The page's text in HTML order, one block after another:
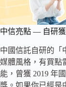
中信亮點 — 自研
中國信託自研的「
媒體風格，有買點
能，曾獲 2019 年
獎。如果你已經是